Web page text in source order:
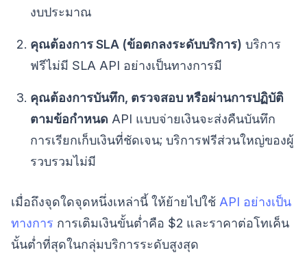
งบประมาณ
คุณต้องการ SLA (ข้อตกลงระดับบริการ) บริการ
ฟรีไม่มี SLA API อย่างเป็นทางการมี
คุณต้องการบันทึก, ตรวจสอบ หรือผ่านการปฏิบัติ
ตามข้อกำหนด API แบบจ่ายเงินจะส่งคืนบันทึก
การเรียกเก็บเงินที่ชัดเจน; บริการฟรีส่วนใหญ่ของผู้
รวบรวมไม่มี
เมื่อถึงจุดใดจุดหนึ่งเหล่านี้ ให้ย้ายไปใช้ API อย่างเป็น
ทางการ การเติมเงินขั้นต่ำคือ $2 และราคาต่อโทเค็น
นั้นต่ำที่สุดในกลุ่มบริการระดับสูงสุด